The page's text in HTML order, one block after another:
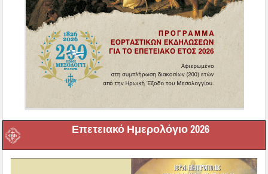
Επετειακό Ημερολόγιο 2026